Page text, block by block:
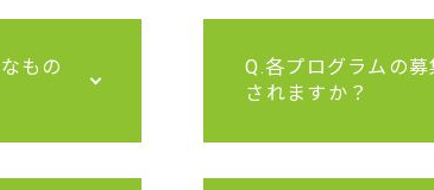
もの
Q.各プログラムの
されますか？